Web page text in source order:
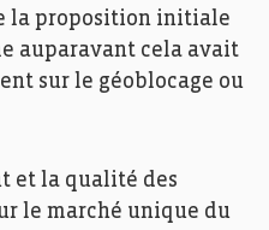
la proposition initiale
auparavant cela avait
sur le géoblocage ou
et la qualité des
le marché unique du